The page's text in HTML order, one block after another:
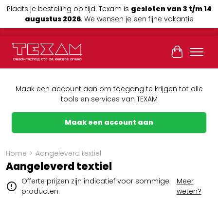
Plaats je bestelling op tijd. Texam is gesloten van 3 t/m 14
augustus 2026. We wensen je een fijne vakantie
Maak een account aan om toegang te krijgen tot alle
tools en services van TEXAM
Maak een account aan
Home > Aangeleverd textiel
Aangeleverd textiel
Offerte prijzen zijn indicatief voor sommige
producten.
Meer
weten?